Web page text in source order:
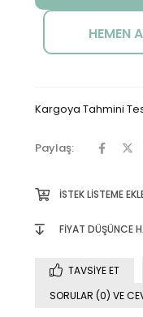
Kargoya Tahmini
Paylaş:
İSTEK LISTEME
FIYAT DÜŞÜNCE
TAVSIYE ET
SORULAR (0) VE